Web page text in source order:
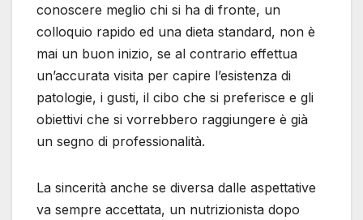
conoscere meglio chi si ha di fronte, un
colloquio rapido ed una dieta standard, non è
mai un buon inizio, se al contrario effettua
un’accurata visita per capire l’esistenza di
patologie, i gusti, il cibo che si preferisce e gli
obiettivi che si vorrebbero raggiungere è già
un segno di professionalità.
La sincerità anche se diversa dalle aspettative
va sempre accettata, un nutrizionista dopo